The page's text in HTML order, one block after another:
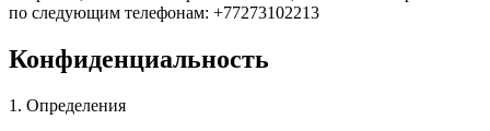
по следующим телефонам: +77273102213
Конфиденциальность
1. Определения